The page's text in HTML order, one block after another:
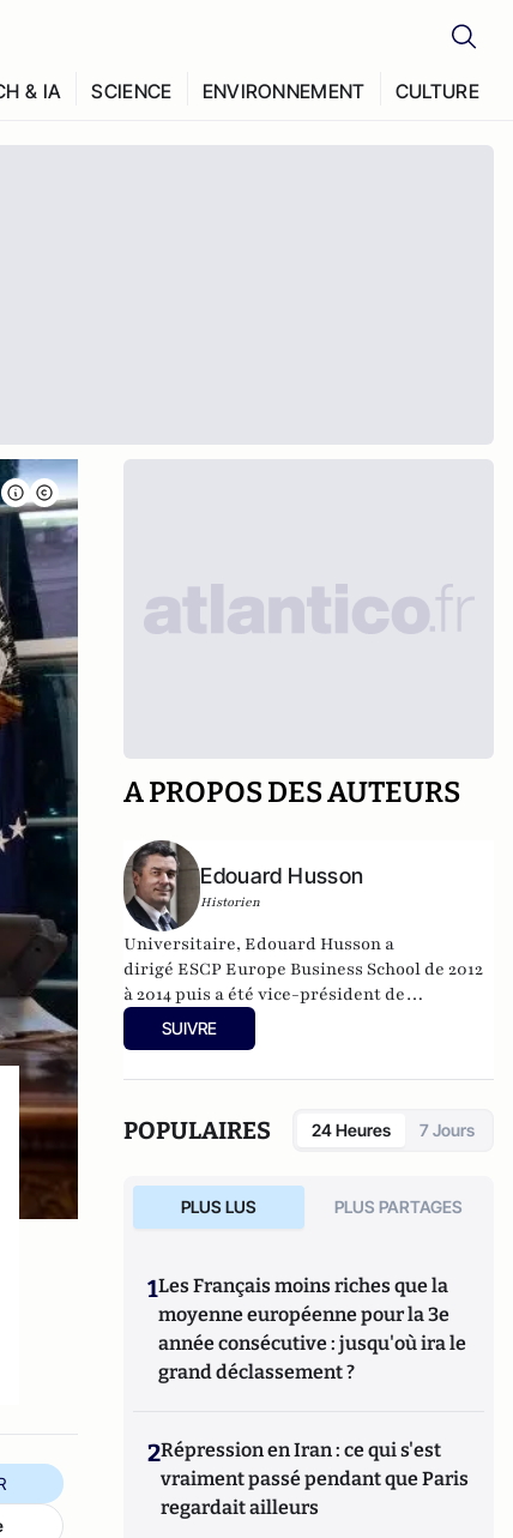
& IA SCIENCE ENVIRONNEMENT CULTURE
A PROPOS DES AUTEURS
Edouard Husson
Historien
Universitaire, Edouard Husson a
dirigéESCP Europe Business School de 2012
à 2014puis a été vice-président de
l’Université Paris Sciences & Lettres (
Il est actuellement professeur à l’Institut
de l’histoire de l’Allemagne et de l’Europe, il
travaille en particulier sur la modernisation
française. Il est l’auteur d’ouvrages et de
nombreux articles sur l’histoire de
la monnaie, l’histoire du nazisme et des
autres violences de masse au XXème siècle
ou l’histoire des relations internationales et
des conflits contemporains. Il écrit en ce
SUIVRE
POPULAIRES 24 Heures 7 Jours
PLUS LUS PLUS PARTAGES
1Les Français moins riches que la
moyenne européenne pour la 3e
année consécutive : jusqu'où ira le
grand déclassement ?
2Répression en Iran : ce qui s'est
vraiment passé pendant que Paris
regardait ailleurs